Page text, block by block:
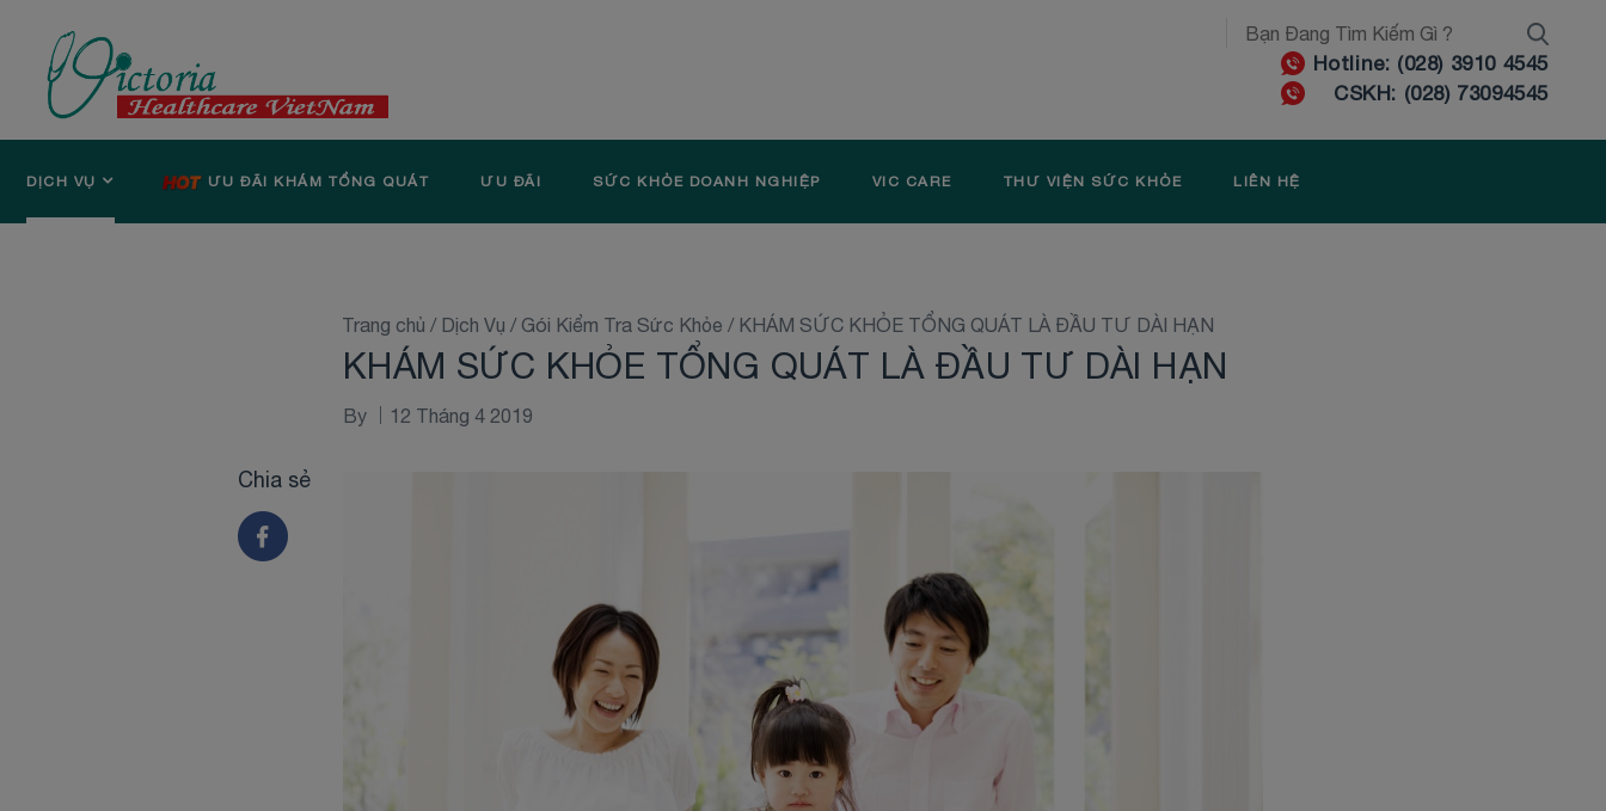
Hotline: (028) 3910 4545
CSKH: (028) 73094545
DỊCH VỤ ƯU ĐÃI KHÁM TỔNG QUÁT ƯU ĐÃI SỨC KHỎE DOANH NGHIỆP VIC CARE THƯ VIỆN SỨC KHỎE LIÊN HỆ
Chia sẻ
Trang chủ /Dịch Vụ /Gói Kiểm Tra Sức Khỏe / KHÁM SỨC KHỎE TỔNG QUÁT LÀ ĐẦU TƯ DÀI HẠN
KHÁM SỨC KHỎE TỔNG QUÁT LÀ ĐẦU TƯ DÀI HẠN
By 12 Tháng 4 2019